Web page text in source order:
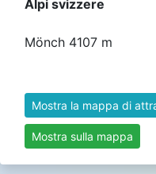
Alpi svizzere
Mönch 4107 m
Mostra la mappa di
Mostra sulla mappa